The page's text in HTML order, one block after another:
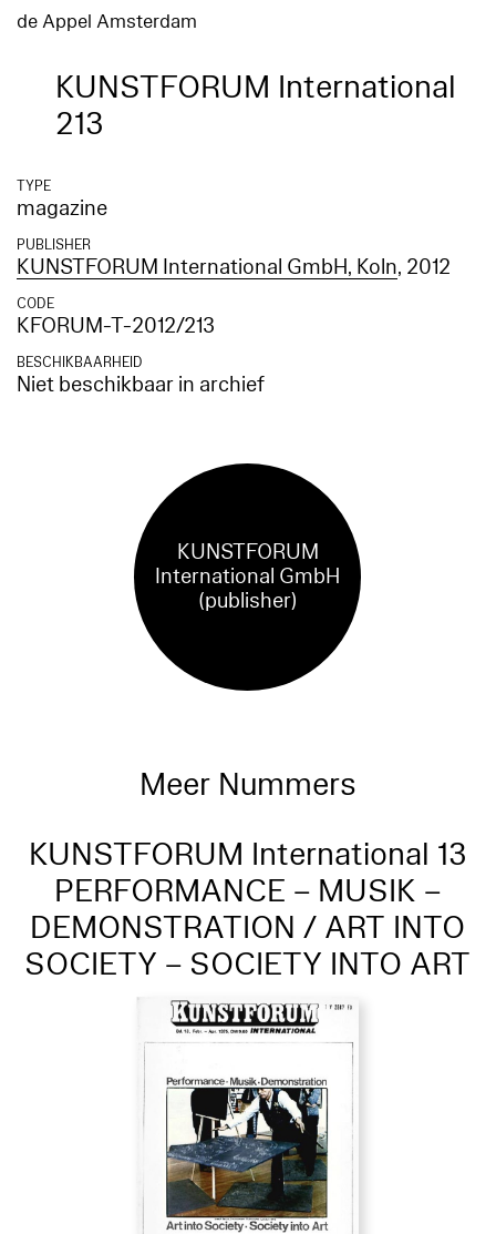
de Appel Amsterdam
KUNSTFORUM International
213
TYPE
magazine
PUBLISHER
KUNSTFORUM International GmbH, Koln, 2012
CODE
KFORUM-T-2012/213
BESCHIKBAARHEID
Niet beschikbaar in archief
KUNSTFORUM
International GmbH
(publisher)
Meer Nummers
KUNSTFORUM International 13
PERFORMANCE – MUSIK –
DEMONSTRATION / ART INTO
SOCIETY – SOCIETY INTO ART